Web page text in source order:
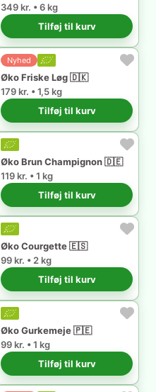
349 kr. • 6 kg
Tilføj til kurv
Nyhed
Øko Friske Løg 🇩🇰
179 kr. • 1,5 kg
Tilføj til kurv
Øko Brun Champignon 🇩🇪
119 kr. • 1 kg
Tilføj til kurv
Øko Courgette 🇪🇸
99 kr. • 2 kg
Tilføj til kurv
Øko Gurkemeje 🇵🇪
99 kr. • 1 kg
Tilføj til kurv